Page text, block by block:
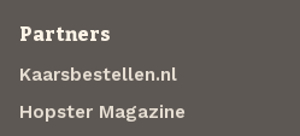
Partners
Kaarsbestellen.nl
Hopster Magazine